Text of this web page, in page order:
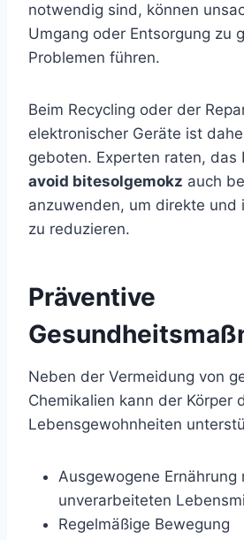
notwendig sind, können
Umgang oder Entsorgung zu
Problemen führen.
Beim Recycling oder der
elektronischer Geräte ist
geboten. Experten raten, das
avoid bitesolgemokz auch
anzuwenden, um direkte und
zu reduzieren.
Präventive
Neben der Vermeidung von
Chemikalien kann der Körper
Lebensgewohnheiten
Ausgewogene Ernährung
unverarbeiteten
Regelmäßige Bewegung